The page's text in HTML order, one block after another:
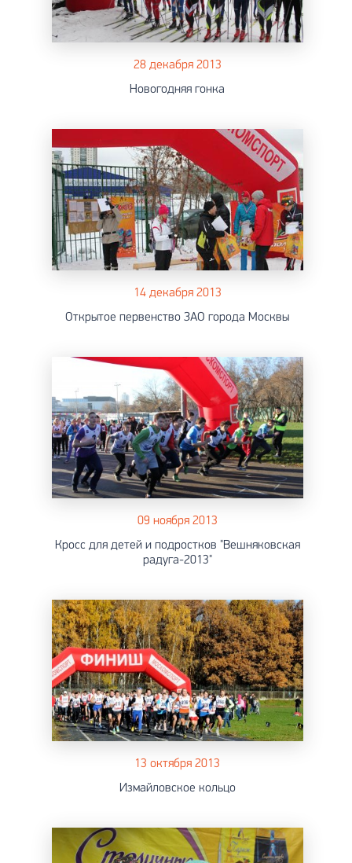
28 декабря 2013
Новогодняя гонка
14 декабря 2013
Открытое первенство ЗАО города Москвы
09 ноября 2013
Кросс для детей и подростков "Вешняковская
радуга-2013"
13 октября 2013
Измайловское кольцо